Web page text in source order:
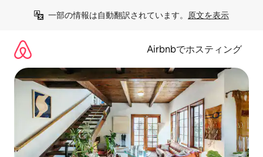
一部の情報は自動翻訳されています。 原文を表示
Airbnbでホスティング